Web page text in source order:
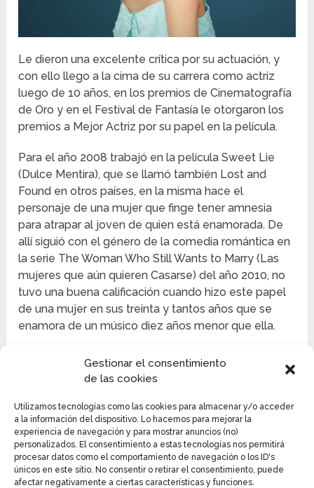
Gestionar el consentimiento
de las cookies
Utilizamos tecnologías como las cookies para almacenar y/o acceder
a la información del dispositivo. Lo hacemos para mejorar la
experiencia de navegación y para mostrar anuncios (no)
personalizados. El consentimiento a estas tecnologías nos permitirá
procesar datos como el comportamiento de navegación o los ID's
únicos en este sitio. No consentir o retirar el consentimiento, puede
afectar negativamente a ciertas características y funciones.
Le dieron una excelente crítica por su actuación, y
con ello llego a la cima de su carrera como actriz
luego de 10 años, en los premios de Cinematografía
de Oro y en el Festival de Fantasía le otorgaron los
premios a Mejor Actriz por su papel en la película.
Para el año 2008 trabajó en la película Sweet Lie
(Dulce Mentira), que se llamó también Lost and
Found en otros países, en la misma hace el
personaje de una mujer que finge tener amnesia
para atrapar al joven de quien está enamorada. De
allí siguió con el género de la comedia romántica en
la serie The Woman Who Still Wants to Marry (Las
mujeres que aún quieren Casarse) del año 2010, no
tuvo una buena calificación cuando hizo este papel
de una mujer en sus treinta y tantos años que se
enamora de un músico diez años menor que ella.
Le siguieron el drama Gigante, de tipo épico, el cual
se ambiento en el desarrollo económico de Corea
pareja con Lee Beom-soo y Park Sang-min, esta le
dio un nuevo reconocimiento en crítica y público, ya
que su personaje de mujer con ambición que está
impulsada por la venganza y que logra tener éxito
dentro del mundo financiero, hizo que le dieran